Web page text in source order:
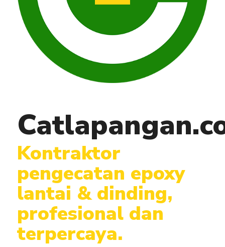
Kontraktor
pengecatan epoxy
lantai & dinding,
profesional dan
terpercaya.